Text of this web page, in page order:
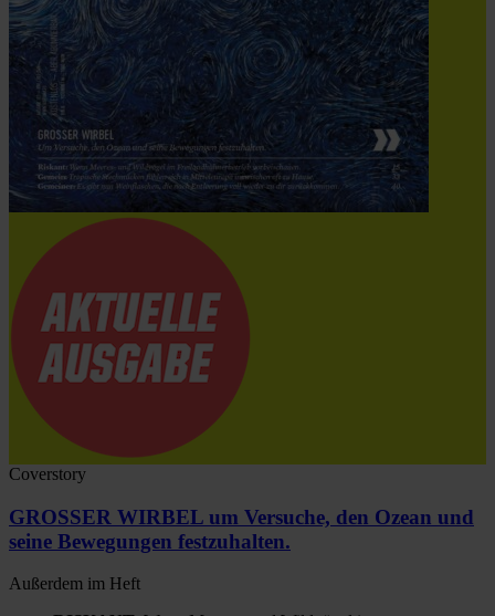
Coverstory
GROSSER WIRBEL um Versuche, den Ozean und
seine Bewegungen festzuhalten.
Außerdem im Heft